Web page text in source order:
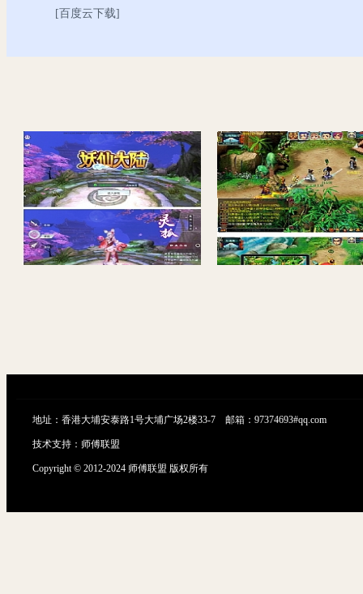
[ 百度云下载]
地址：香港大埔安泰路1号大埔广场2楼33-7 邮箱：97374693#qq.com
技术支持： 师傅联盟
Copyright © 2012-2024 师傅联盟 版权所有